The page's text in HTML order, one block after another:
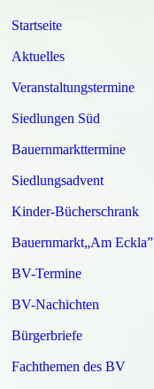
Startseite
Aktuelles
Veranstaltungstermine
Siedlungen Süd
Bauernmarkttermine
Siedlungsadvent
Kinder-Bücherschrank
Bauernmarkt„Am Eckla”
BV-Termine
BV-Nachichten
Bürgerbriefe
Fachthemen des BV